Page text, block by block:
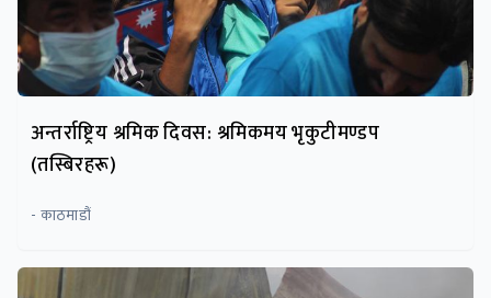
अन्तर्राष्ट्रिय श्रमिक दिवस: श्रमिकमय भृकुटीमण्डप
(तस्बिरहरू)
- काठमाडौं